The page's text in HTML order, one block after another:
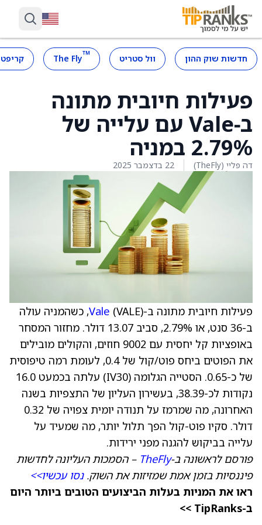
חדשות שוק ההון וול סטריט ™
The Fly
פעילות חיובית מתונה
ב‑Vale עם עלייה של
2.79% במניה
דה פליי (TheFly) 22 בדצמבר 2025
פעילות חיובית מתונה ב- Vale(VALE), כשהמניה עולה
ב-36 סנט, או 2.79%, סביב 13.07 דולר. מחזור המסחר
באופציות קל יחסית עם 9002 חוזים, והקולים מובילים
את הפוטים ביחס פוט/קול של 0.4, לעומת רמה טיפוסית
של כ-0.65. הסטייה הגלומה (IV30) עלתה בכמעט 16.0
נקודות לכ-38.39, בעשירון העליון של התצפיות בשנה
האחרונה, מה שמרמז על תנודה יומית צפויה של 0.32
דולר. סקיו פוט-קול הפך תלול יותר, מה שמעיד על
עלייה בביקוש להגנה מפני ירידות.
פורסם לראשונה ב-TheFly – הסמכות העליונה לחדשות
פיננסיות בזמן אמת שמזיזות את השוק.נסו עכשיו>>
ראו את המניות בעלות הביצועים הטובים ביותר היום
ב-TipRanks >>